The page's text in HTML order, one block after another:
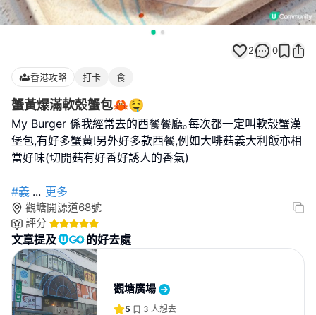
2 0
香港攻略 打卡 食
蟹黃爆滿軟殼蟹包🦀🤤
My Burger 係我經常去的西餐餐廳｡每次都一定叫軟殼蟹漢
堡包,有好多蟹黃!另外好多款西餐,例如大啡菇義大利飯亦相
當好味(切開菇有好香好誘人的香氣)
#義 ... 更多
觀塘開源道68號
評分
文章提及 的好去處
觀塘廣場
5 3 人想去